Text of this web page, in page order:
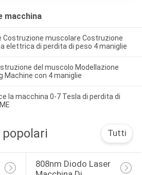
macchina
muscolare Costruzione
elettrica di perdita di peso 4 maniglie
del muscolo Modellazione
Machine con 4 maniglie
la macchina 0-7 Tesla di perdita di
Tutti
808nm Diodo Laser